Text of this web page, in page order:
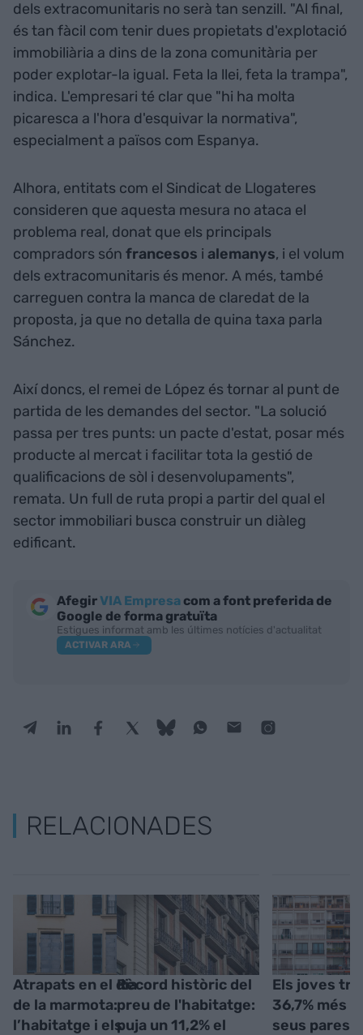
dels extracomunitaris no serà tan senzill. "Al final,
és tan fàcil com tenir dues propietats d'explotació
immobiliària a dins de la zona comunitària per
poder explotar-la igual. Feta la llei, feta la trampa",
indica. L'empresari té clar que "hi ha molta
picaresca a l'hora d'esquivar la normativa",
especialment a països com Espanya.
Alhora, entitats com el Sindicat de Llogateres
consideren que aquesta mesura no ataca el
problema real, donat que els principals
compradors són francesos i alemanys, i el volum
dels extracomunitaris és menor. A més, també
carreguen contra la manca de claredat de la
proposta, ja que no detalla de quina taxa parla
Sánchez.
Així doncs, el remei de López és tornar al punt de
partida de les demandes del sector. "La solució
passa per tres punts: un pacte d'estat, posar més
producte al mercat i facilitar tota la gestió de
qualificacions de sòl i desenvolupaments",
remata. Un full de ruta propi a partir del qual el
sector immobiliari busca construir un diàleg
edificant.
AfegirVIA Empresa com a font preferida de
Google de forma gratuïta
Estigues informat amb les últimes notícies d'actualitat
ACTIVAR ARA
RELACIONADES
Atrapats en el dia
de la marmota:
l’habitatge i els
Rècord històric del
preu de l'habitatge:
puja un 11,2% el
Els joves
36,7% més
seus pares